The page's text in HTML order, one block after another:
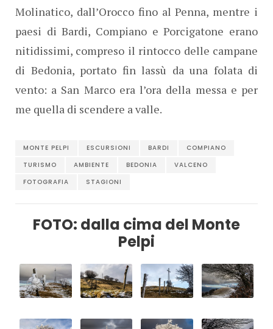
Molinatico, dall’Orocco fino al Penna, mentre i
paesi di Bardi, Compiano e Porcigatone erano
nitidissimi, compreso il rintocco delle campane
di Bedonia, portato fin lassù da una folata di
vento: a San Marco era l’ora della messa e per
me quella di scendere a valle.
MONTE PELPI ESCURSIONI BARDI
COMPIANO
TURISMO
AMBIENTE BEDONIA
VALCENO
FOTOGRAFIA
STAGIONI
FOTO: dalla cima del Monte
Pelpi